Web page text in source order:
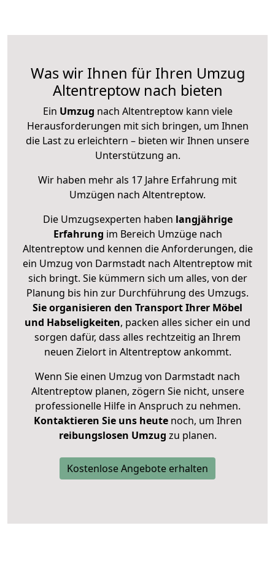
Was wir Ihnen für Ihren Umzug
Altentreptow nach bieten
Ein Umzug nach Altentreptow kann viele
Herausforderungen mit sich bringen, um Ihnen
die Last zu erleichtern – bieten wir Ihnen unsere
Unterstützung an.
Wir haben mehr als 17 Jahre Erfahrung mit
Umzügen nach Altentreptow.
Die Umzugsexperten haben langjährige
Erfahrung im Bereich Umzüge nach
Altentreptow und kennen die Anforderungen, die
ein Umzug von Darmstadt nach Altentreptow mit
sich bringt. Sie kümmern sich um alles, von der
Planung bis hin zur Durchführung des Umzugs.
Sie organisieren den Transport Ihrer Möbel
und Habseligkeiten, packen alles sicher ein und
sorgen dafür, dass alles rechtzeitig an Ihrem
neuen Zielort in Altentreptow ankommt.
Wenn Sie einen Umzug von Darmstadt nach
Altentreptow planen, zögern Sie nicht, unsere
professionelle Hilfe in Anspruch zu nehmen.
Kontaktieren Sie uns heutenoch, um Ihren
reibungslosen Umzug zu planen.
Kostenlose Angebote erhalten